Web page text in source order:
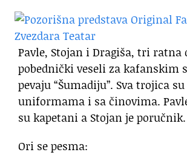
Pavle, Stojan i Dragiša, tri ratna
pobednički veseli za kafanskim
pevaju “Šumadiju”. Sva trojica
uniformama i sa činovima.
su kapetani a Stojan je poručnik.
Ori se pesma: